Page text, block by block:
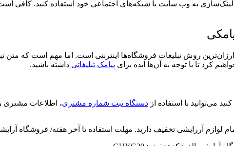
به وب سایت یا شبکه‌های اجتماعی خود استفاده کنید. کافی است
روش تبلیغات فروشگاه‌ها اینترنتی است. اما مهم است که متن
کرد تا با توجه به آن‌ها ایده برای پیامک تبلیغاتی داشته باشید.
می‌توانید با استفاده از دستگاه ثبت شماره مشتری، اطلاعات مشتری